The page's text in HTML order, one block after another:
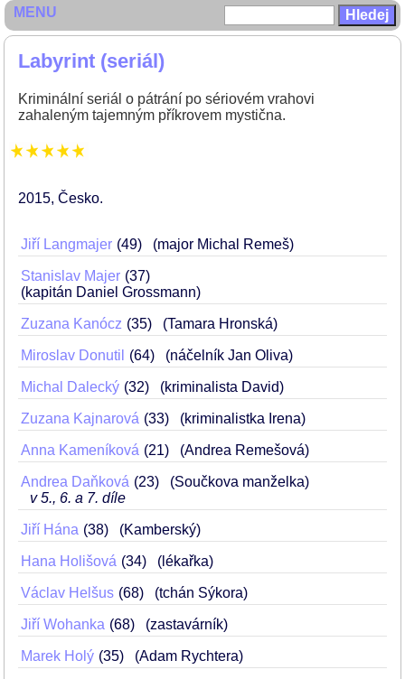
Labyrint (seriál)
Kriminální seriál o pátrání po sériovém vrahovi
zahaleným tajemným příkrovem mystična.
2015 Česko
Jiří Langmajer 49 (major Michal Remeš)
Stanislav Majer 37
(kapitán Daniel Grossmann)
Zuzana Kanócz 35 (Tamara Hronská)
Miroslav Donutil 64 (náčelník Jan Oliva)
Michal Dalecký 32 (kriminalista David)
Zuzana Kajnarová 33 (kriminalistka Irena)
Anna Kameníková 21 (Andrea Remešová)
Andrea Daňková 23
(Součkova manželka)
v 5., 6. a 7. díle
Jiří Hána 38 (Kamberský)
Hana Holišová 34 (lékařka)
Václav Helšus 68 (tchán Sýkora)
Jiří Wohanka 68 (zastavárník)
Marek Holý 35 (Adam Rychtera)
MENU